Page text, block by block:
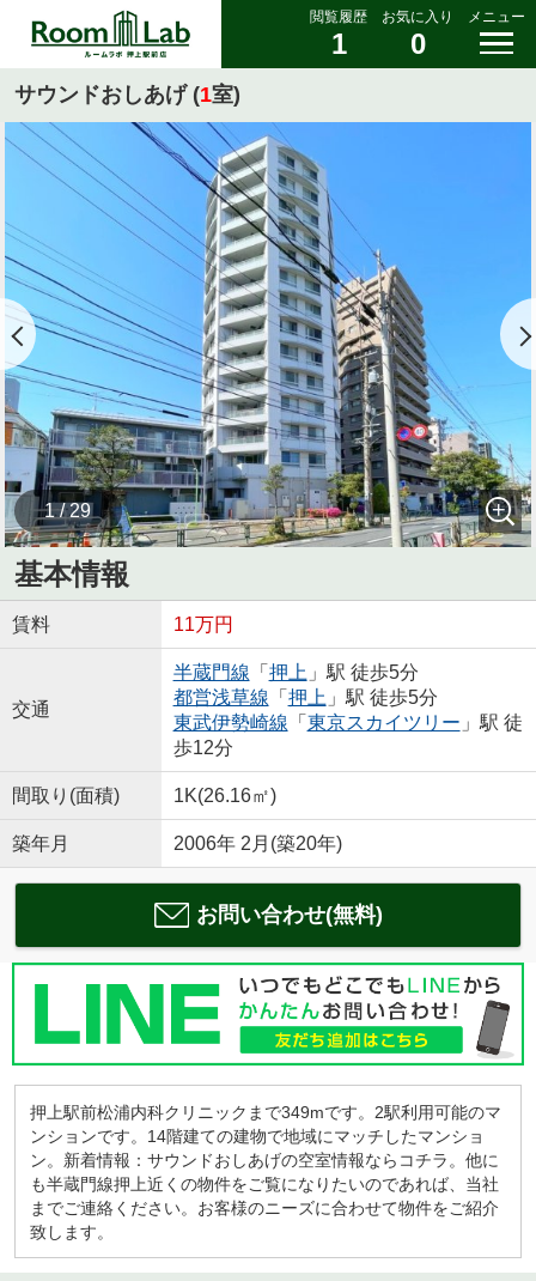
閲覧履歴
1
お気に入り
0
メニュー
サウンドおしあげ (1室)
1 / 29
基本情報
賃料 11万円
交通
半蔵門線 「 押上 」駅 徒歩5分
都営浅草線 「 押上 」駅 徒歩5分
東武伊勢崎線 「 東京スカイツリー 」駅 徒
歩12分
間取り(面積) 1K(26.16㎡)
築年月 2006年 2月(築20年)
お問い合わせ(無料)
押上駅前松浦内科クリニックまで349mです。2駅利用可能のマ
ンションです。14階建ての建物で地域にマッチしたマンショ
ン。新着情報：サウンドおしあげの空室情報ならコチラ。他に
も半蔵門線押上近くの物件をご覧になりたいのであれば、当社
までご連絡ください。お客様のニーズに合わせて物件をご紹介
致します。